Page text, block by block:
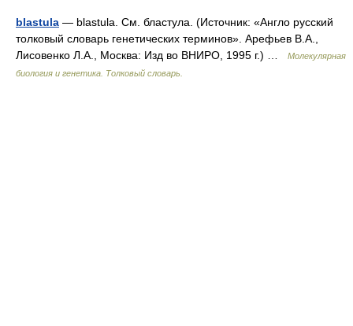
blastula — blastula. См. бластула. (Источник: «Англо русский
толковый словарь генетических терминов». Арефьев В.А.,
Лисовенко Л.А., Москва: Изд во ВНИРО, 1995 г.) …
Молекулярная
биология и генетика. Толковый словарь.